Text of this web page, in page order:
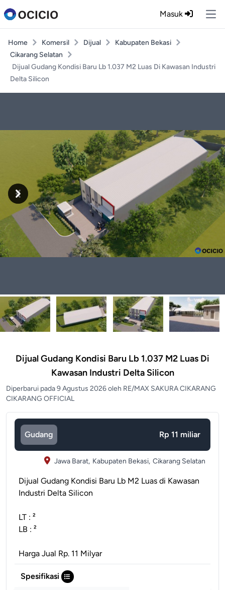
Masuk
Home Komersil Dijual
Kabupaten Bekasi
Cikarang Selatan
Dijual Gudang Kondisi Baru Lb 1.037 M2 Luas Di Kawasan Industri
Delta Silicon
Previous
Next
Dijual Gudang Kondisi Baru Lb 1.037 M2 Luas Di
Kawasan Industri Delta Silicon
Diperbarui pada 9 Agustus 2026 oleh RE/MAX SAKURA CIKARANG
CIKARANG OFFICIAL
Gudang Rp 11 miliar
Jawa Barat, Kabupaten Bekasi, Cikarang Selatan
Dijual Gudang Kondisi Baru Lb M2 Luas di Kawasan
Industri Delta Silicon
LT : ²
LB : ²
Harga Jual Rp. 11 Milyar
Spesifikasi